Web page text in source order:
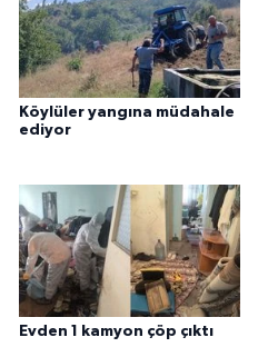
Köylüler yangına müdahale
ediyor
Evden 1 kamyon çöp çıktı